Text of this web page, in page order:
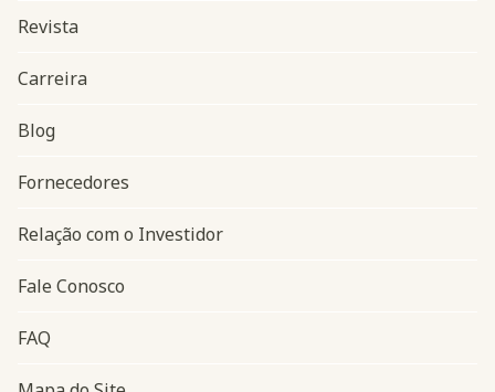
Navegação do rodapé
Revista
Carreira
Blog
Fornecedores
Relação com o Investidor
Fale Conosco
FAQ